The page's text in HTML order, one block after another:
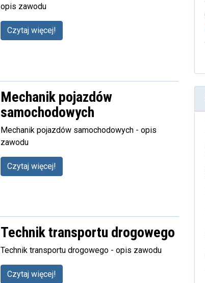
opis zawodu
Czytaj więcej!
Mechanik pojazdów
samochodowych
Mechanik pojazdów samochodowych - opis
zawodu
Czytaj więcej!
Technik transportu drogowego
Technik transportu drogowego - opis zawodu
Czytaj więcej!